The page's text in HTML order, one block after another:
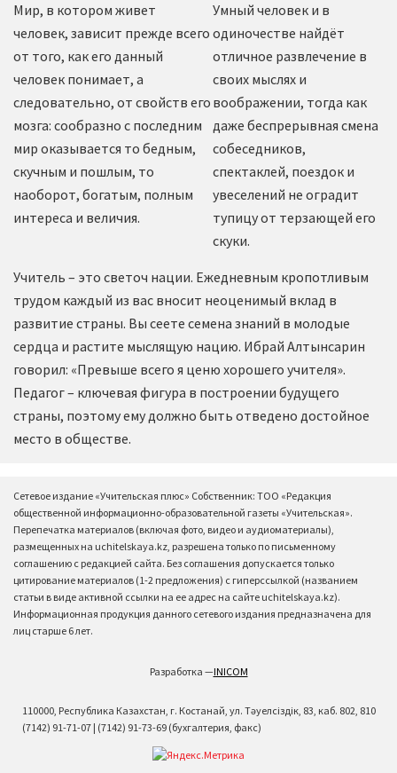
Мир, в котором живет
человек, зависит прежде всего
от того, как его данный
человек понимает, а
следовательно, от свойств его
мозга: сообразно с последним
мир оказывается то бедным,
скучным и пошлым, то
наоборот, богатым, полным
интереса и величия.
Умный человек и в
одиночестве найдёт
отличное развлечение в
своих мыслях и
воображении, тогда как
даже беспрерывная смена
собеседников,
спектаклей, поездок и
увеселений не оградит
тупицу от терзающей его
скуки.
Учитель – это светоч нации. Ежедневным кропотливым
трудом каждый из вас вносит неоценимый вклад в
развитие страны. Вы сеете семена знаний в молодые
сердца и растите мыслящую нацию. Ибрай Алтынсарин
говорил: «Превыше всего я ценю хорошего учителя».
Педагог – ключевая фигура в построении будущего
страны, поэтому ему должно быть отведено достойное
место в обществе.
Сетевое издание «Учительская плюс» Собственник: ТОО «Редакция
общественной информационно-образовательной газеты «Учительская».
Перепечатка материалов (включая фото, видео и аудиоматериалы),
размещенных на uchitelskaya.kz, разрешена только по письменному
соглашению с редакцией сайта. Без соглашения допускается только
цитирование материалов (1-2 предложения) с гиперссылкой (названием
статьи в виде активной ссылки на ее адрес на сайте uchitelskaya.kz).
Информационная продукция данного сетевого издания предназначена для
лиц старше 6 лет.
Разработка —INICOM
110000, Республика Казахстан, г. Костанай, ул. Тәуелсіздік, 83, каб. 802, 810
(7142) 91-71-07 | (7142) 91-73-69 (бухгалтерия, факс)